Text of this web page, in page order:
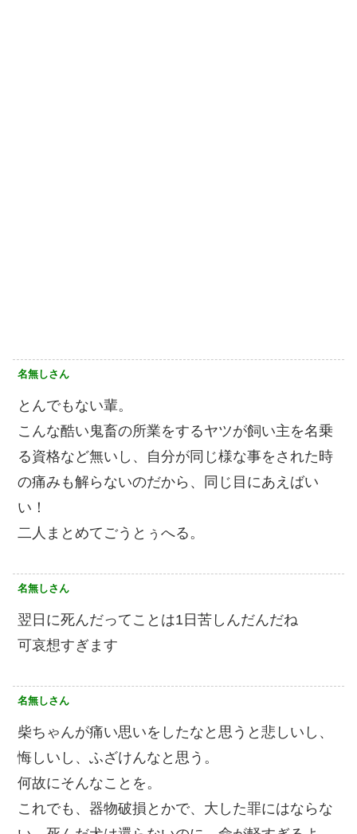
名無しさん
とんでもない輩。
こんな酷い鬼畜の所業をするヤツが飼い主を名乗
る資格など無いし、自分が同じ様な事をされた時
の痛みも解らないのだから、同じ目にあえばい
い！
二人まとめてごうとぅへる。
名無しさん
翌日に死んだってことは1日苦しんだんだね
可哀想すぎます
名無しさん
柴ちゃんが痛い思いをしたなと思うと悲しいし、
悔しいし、ふざけんなと思う。
何故にそんなことを。
これでも、器物破損とかで、大した罪にはならな